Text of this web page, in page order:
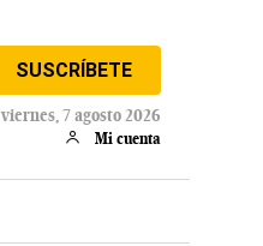
SUSCRÍBETE
viernes, 7 agosto 2026
Mi cuenta